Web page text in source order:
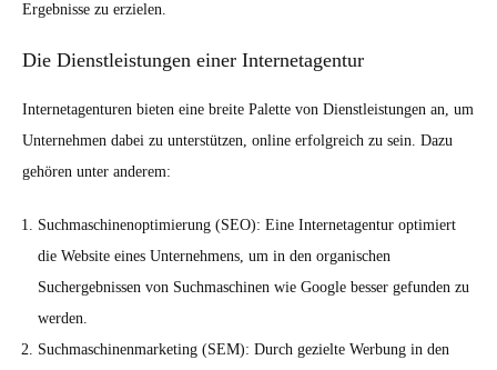
Ergebnisse zu erzielen.
Die Dienstleistungen einer Internetagentur
Internetagenturen bieten eine breite Palette von Dienstleistungen an, um
Unternehmen dabei zu unterstützen, online erfolgreich zu sein. Dazu
gehören unter anderem:
Suchmaschinenoptimierung (SEO): Eine Internetagentur optimiert
die Website eines Unternehmens, um in den organischen
Suchergebnissen von Suchmaschinen wie Google besser gefunden zu
werden.
Suchmaschinenmarketing (SEM): Durch gezielte Werbung in den